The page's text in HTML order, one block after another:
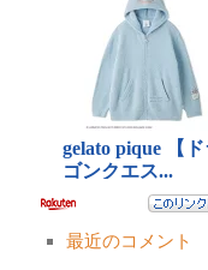
最近のコメント